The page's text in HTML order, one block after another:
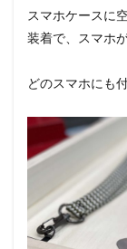
スマホケースに
装着で、スマホ
どのスマホにも